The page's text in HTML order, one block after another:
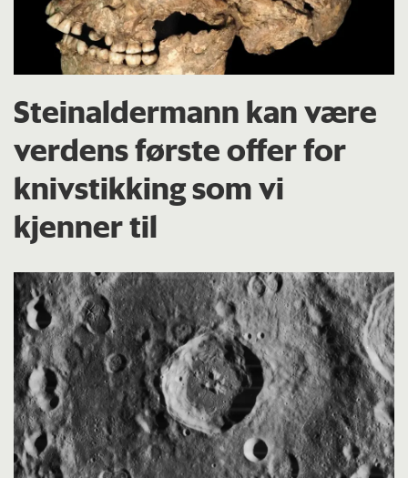
Steinaldermann kan være
verdens første offer for
knivstikking som vi
kjenner til